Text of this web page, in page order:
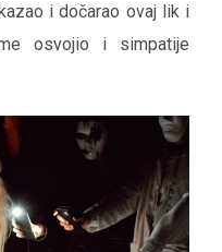
i dočarao ovaj lik i
osvojio i simpatije